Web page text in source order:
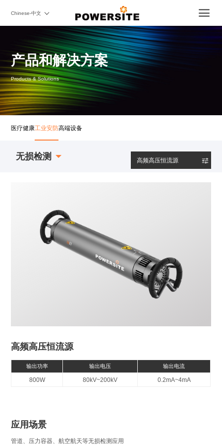
Chinese-中文
产品和解决方案
Products & Solutions
医疗健康工业安防高端设备
无损检测 高频高压恒流源
高频高压恒流源
输出功率 输出电压 输出电流
800W 80kV~200kV 0.2mA~4mA
应用场景
管道、压力容器、航空航天等无损检测应用